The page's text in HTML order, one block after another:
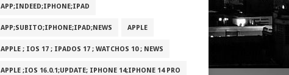
APP;INDEED;IPHONE;IPAD
APP;SUBITO;IPHONE;IPAD;NEWS APPLE
APPLE ; IOS 17 ; IPADOS 17 ; WATCHOS 10 ; NEWS
APPLE ;IOS 16.0.1;UPDATE; IPHONE 14;IPHONE 14 PRO